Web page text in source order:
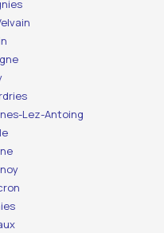
Lez-Antoing